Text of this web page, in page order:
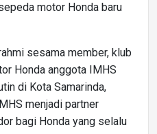
motor Honda baru
sesama member, klub
Honda anggota IMHS
di Kota Samarinda,
menjadi partner
bagi Honda yang selalu